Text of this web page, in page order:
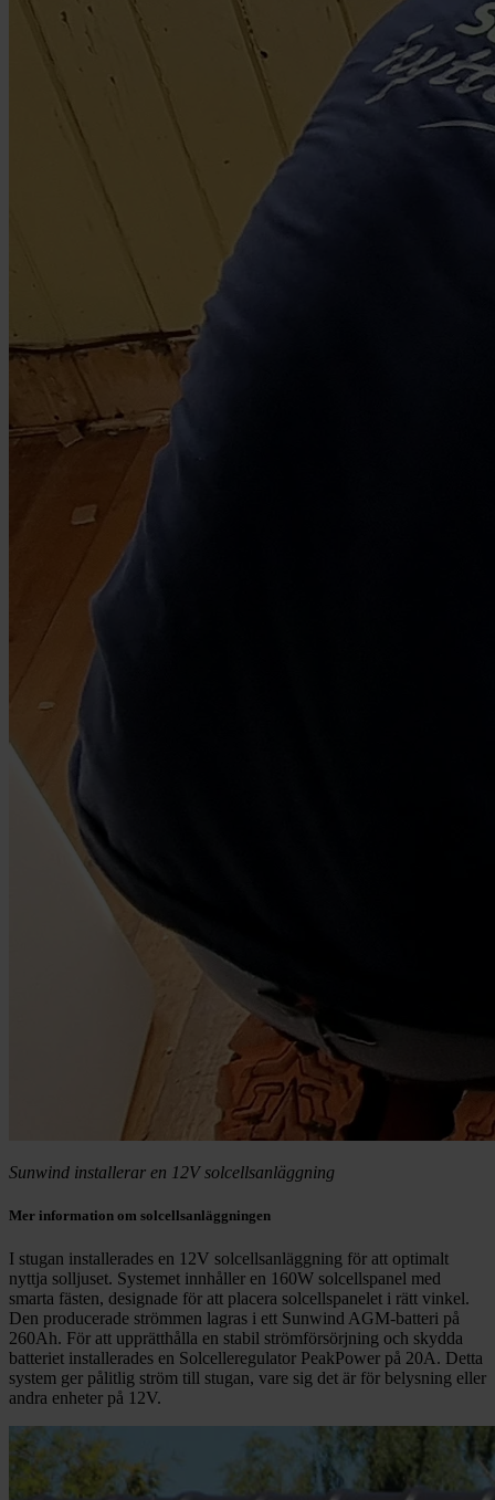
Sunwind installerar en 12V solcellsanläggning
Mer information om solcellsanläggningen
I stugan installerades en 12V solcellsanläggning för att optimalt
nyttja solljuset. Systemet innhåller en 160W solcellspanel med
smarta fästen, designade för att placera solcellspanelet i rätt vinkel.
Den producerade strömmen lagras i ett Sunwind AGM-batteri på
260Ah. För att upprätthålla en stabil strömförsörjning och skydda
batteriet installerades en Solcelleregulator PeakPower på 20A. Detta
system ger pålitlig ström till stugan, vare sig det är för belysning eller
andra enheter på 12V.